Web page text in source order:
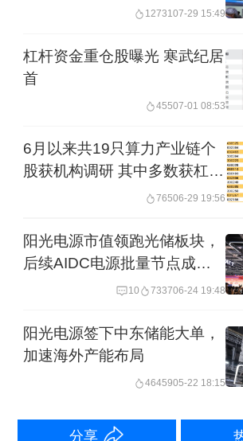
►活跃个股：60股累计换手
过100%。其中，三协电机
换手率达到308.07%；此
信、华新精科、晓程科技、
换手率均超200%。
1273107-29 15:49
杠杆资金重仓股曝光 寒武纪居
首
45507-01 08:53
6月以来共19只算力产业链个
股获机构调研 其中多数获杠杆
76506-29 19:56
阳光电源市值领跑光储板块，
后续AIDC电源批量节点成关
10 733706-24 19:48
阳光电源签下中东储能大单，
加速海外产能布局
4645905-22 18:15
分享